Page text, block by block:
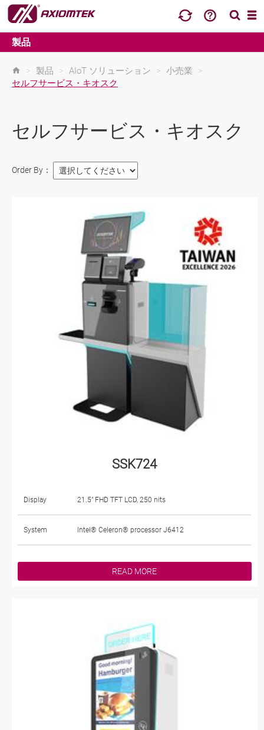
製品
> 製品 > AIoT ソリューション > 小売業
>
セルフサービス・キオスク
セルフサービス・キオスク
Order By：
SSK724
Display 21.5" FHD TFT LCD, 250 nits
System Intel® Celeron® processor J6412
READ MORE